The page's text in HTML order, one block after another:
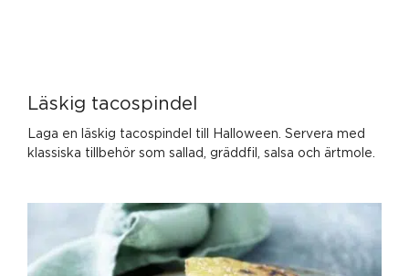
Läskig tacospindel
Laga en läskig tacospindel till Halloween. Servera med
klassiska tillbehör som sallad, gräddfil, salsa och ärtmole.